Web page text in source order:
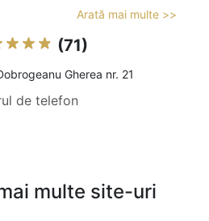
Arată mai multe >>
(71)
Gherea nr. 21
de telefon
multe site-uri